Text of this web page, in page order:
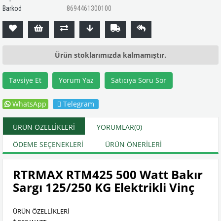
Barkod
8694461300100
Ürün stoklarımızda kalmamıştır.
Tavsiye Et Yorum Yaz Satıcıya Soru Sor
WhatsApp Telegram
ÜRÜN ÖZELLIKLERI YORUMLAR(0)
ÖDEME SEÇENEKLERI
ÜRÜN ÖNERILERI
RTRMAX RTM425 500 Watt Bakır
Sargı 125/250 KG Elektrikli Vinç
ÜRÜN ÖZELLİKLERİ